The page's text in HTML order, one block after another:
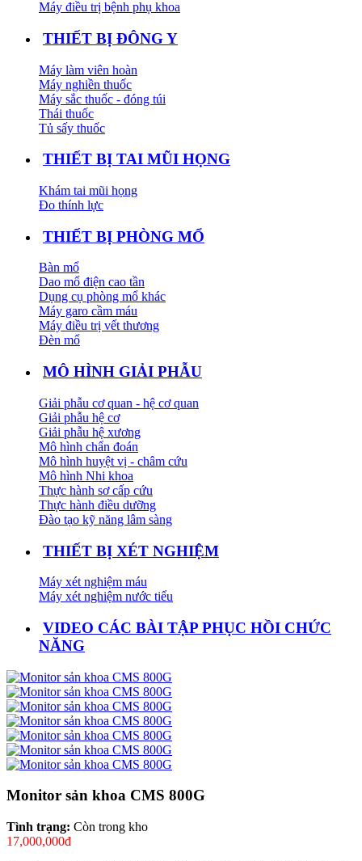
Máy điều trị bệnh phụ khoa
THIẾT BỊ ĐÔNG Y
Máy làm viên hoàn
Máy nghiền thuốc
Máy sắc thuốc - đóng túi
Thái thuốc
Tủ sấy thuốc
THIẾT BỊ TAI MŨI HỌNG
Khám tai mũi họng
Đo thính lực
THIẾT BỊ PHÒNG MỔ
Bàn mổ
Dao mổ điện cao tần
Dụng cụ phòng mổ khác
Máy garo cầm máu
Máy điều trị vết thương
Đèn mổ
MÔ HÌNH GIẢI PHẪU
Giải phẫu cơ quan - hệ cơ quan
Giải phẫu hệ cơ
Giải phẫu hệ xương
Mô hình chẩn đoán
Mô hình huyệt vị - châm cứu
Mô hình Nhi khoa
Thực hành sơ cấp cứu
Thực hành điều dưỡng
Đào tạo kỹ năng lâm sàng
THIẾT BỊ XÉT NGHIỆM
Máy xét nghiệm máu
Máy xét nghiệm nước tiểu
VIDEO CÁC BÀI TẬP PHỤC HỒI CHỨC
NĂNG
Monitor sản khoa CMS 800G
Tình trạng: Còn trong kho
17,000,000đ